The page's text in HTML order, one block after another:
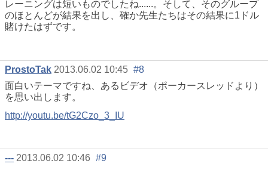
レーニングは短いものでしたね......。そして、そのグループ
のほとんどが結果を出し、確か先生たちはその結果に1ドル
賭けたはずです。
ProstoTak 2013.06.02 10:45 #8
面白いテーマですね、あるビデオ（ポーカースレッドより）
を思い出します。
http://youtu.be/tG2Czo_3_IU
--- 2013.06.02 10:46 #9